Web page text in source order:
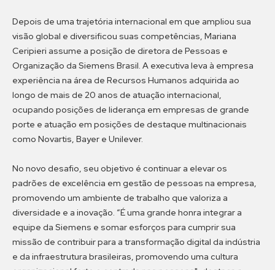
Depois de uma trajetória internacional em que ampliou sua
visão global e diversificou suas competências, Mariana
Ceripieri assume a posição de diretora de Pessoas e
Organização da Siemens Brasil. A executiva leva à empresa
experiência na área de Recursos Humanos adquirida ao
longo de mais de 20 anos de atuação internacional,
ocupando posições de liderança em empresas de grande
porte e atuação em posições de destaque multinacionais
como Novartis, Bayer e Unilever.
No novo desafio, seu objetivo é continuar a elevar os
padrões de excelência em gestão de pessoas na empresa,
promovendo um ambiente de trabalho que valoriza a
diversidade e a inovação. “É uma grande honra integrar a
equipe da Siemens e somar esforços para cumprir sua
missão de contribuir para a transformação digital da indústria
e da infraestrutura brasileiras, promovendo uma cultura